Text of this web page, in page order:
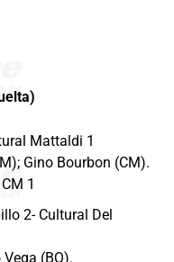
Mattaldi 1
Gino Bourbon (CM).
1
2- Cultural Del
(BQ).